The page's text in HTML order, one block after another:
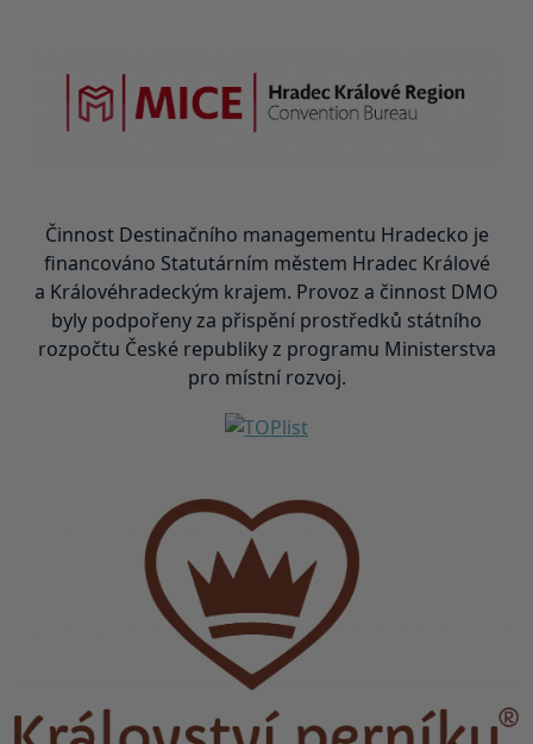
Činnost Destinačního managementu Hradecko je
financováno Statutárním městem Hradec Králové
a Královéhradeckým krajem. Provoz a činnost DMO
byly podpořeny za přispění prostředků státního
rozpočtu České republiky z programu Ministerstva
pro místní rozvoj.